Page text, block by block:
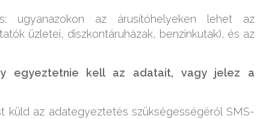
ugyanazokon az árusítóhelyeken lehet az
üzletei, diszkontáruházak, benzinkutak), és az
egyeztetnie kell az adatait, vagy jelez a
küld az adategyeztetés szükségességéről SMS-